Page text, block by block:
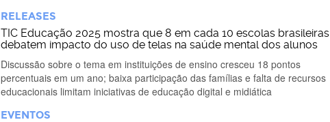
RELEASES
TIC Educação 2025 mostra que 8 em cada 10 escolas brasileiras
debatem impacto do uso de telas na saúde mental dos alunos
Discussão sobre o tema em instituições de ensino cresceu 18 pontos
percentuais em um ano; baixa participação das famílias e falta de recursos
educacionais limitam iniciativas de educação digital e midiática
EVENTOS